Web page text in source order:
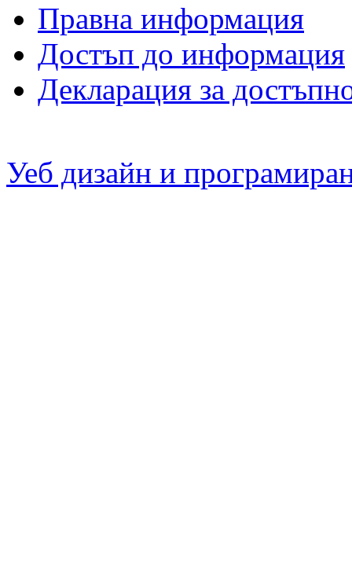
Правна информация
Достъп до информация
Декларация за
Уеб дизайн и